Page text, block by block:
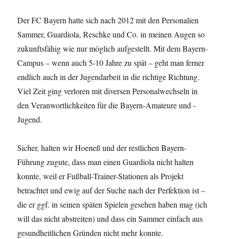
Der FC Bayern hatte sich nach 2012 mit den Personalien
Sammer, Guardiola, Reschke und Co. in meinen Augen so
zukunftsfähig wie nur möglich aufgestellt. Mit dem Bayern-
Campus – wenn auch 5-10 Jahre zu spät – geht man ferner
endlich auch in der Jugendarbeit in die richtige Richtung.
Viel Zeit ging verloren mit diversen Personalwechseln in
den Veranwortlichkeiten für die Bayern-Amateure und -
Jugend.
Sicher, halten wir Hoeneß und der restlichen Bayern-
Führung zugute, dass man einen Guardiola nicht halten
konnte, weil er Fußball-Trainer-Stationen als Projekt
betrachtet und ewig auf der Suche nach der Perfektion ist –
die er ggf. in seinen späten Spielen gesehen haben mag (ich
will das nicht abstreiten) und dass ein Sammer einfach aus
gesundheitlichen Gründen nicht mehr konnte.